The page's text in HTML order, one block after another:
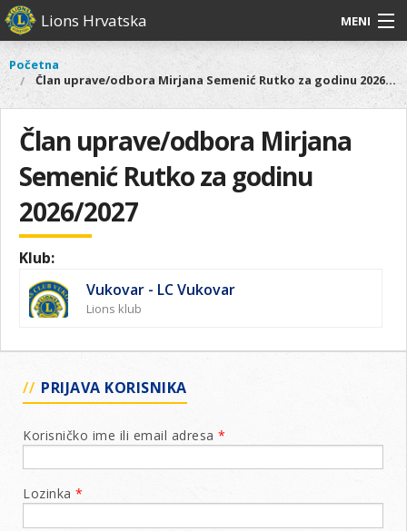
Skoči
na
sadržaj
Lions Hrvatska MENI
O nama
Lions Distrikt 126
Naši projekti
Aktivnosti
Glavni
izbornik
O
nama
Lions
Distrikt
126
Naši
Aktivnosti
Vi
ste
ovdje
Početna
Član uprave/odbora Mirjana Semenić Rutko za godinu 2026/2027
Član uprave/odbora Mirjana
Semenić Rutko za godinu
2026/2027
Klub:
Vukovar - LC Vukovar
Lions klub
PRIJAVA KORISNIKA
Korisničko ime ili email adresa *
Lozinka *